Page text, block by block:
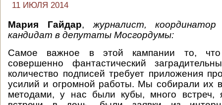
11 ИЮЛЯ 2014
Мария Гайдар, журналист,
кандидат в депутаты Мосгордумы:
Самое важное в этой кампании то,
совершенно фантастический
количество подписей требует приложения
усилий и огромной работы. Мы собирали их
методами, у нас были кубы, много встреч,